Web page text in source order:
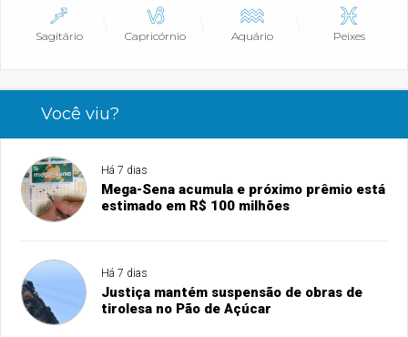
Sagitário Capricórnio Aquário Peixes
Você viu?
Há 7 dias
Mega-Sena acumula e próximo prêmio está
estimado em R$ 100 milhões
Há 7 dias
Justiça mantém suspensão de obras de
tirolesa no Pão de Açúcar